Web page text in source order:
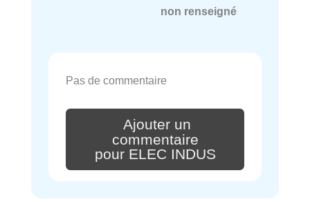
non renseigné
Pas de commentaire
Ajouter un
commentaire
pour ELEC INDUS